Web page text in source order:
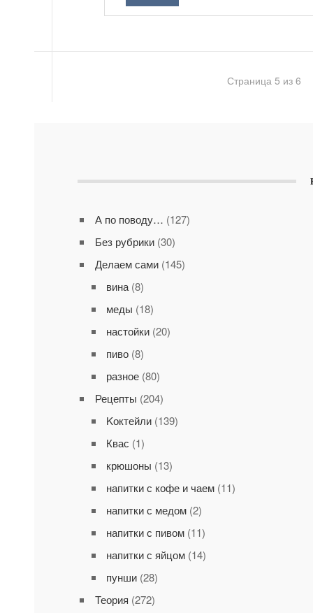
Страница 5 из 6
А по поводу… (127)
Без рубрики(30)
Делаем сами(145)
вина(8)
меды (18)
настойки(20)
пиво(8)
разное(80)
Рецепты (204)
Kоктейли(139)
Квас (1)
крюшоны (13)
напитки с кофе и чаем(11)
напитки с медом(2)
напитки с пивом(11)
напитки с яйцом(14)
пунши(28)
Теория (272)